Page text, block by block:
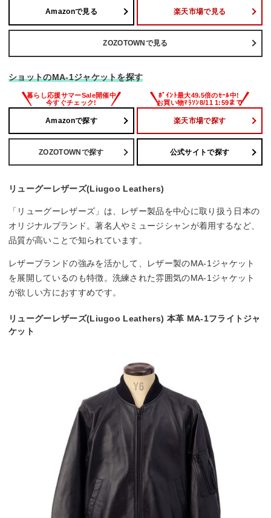
Amazonで見る 楽天市場で見る
ZOZOTOWNで見る
ショットのMA-1ジャケットを探す
Amazonで探す 楽天市場で探す
ZOZOTOWNで探す 公式サイトで探す
リューグーレザーズ(Liugoo Leathers)
「リューグーレザーズ」は、レザー製品を中心に取り扱う日本の
オリジナルブランド。著名人やミュージシャンが着用するなど、
品質が高いことで知られています。
レザーブランドの強みを活かして、レザー製のMA-1ジャケット
を展開しているのも特徴。洗練された雰囲気のMA-1ジャケット
が欲しい方におすすめです。
リューグーレザーズ(Liugoo Leathers) 本革 MA-1フライトジャ
ケット